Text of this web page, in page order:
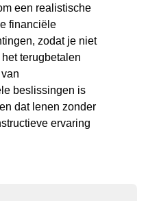
een realistische
financiële
zodat je niet
terugbetalen
beslissingen is
dat lenen zonder
ervaring